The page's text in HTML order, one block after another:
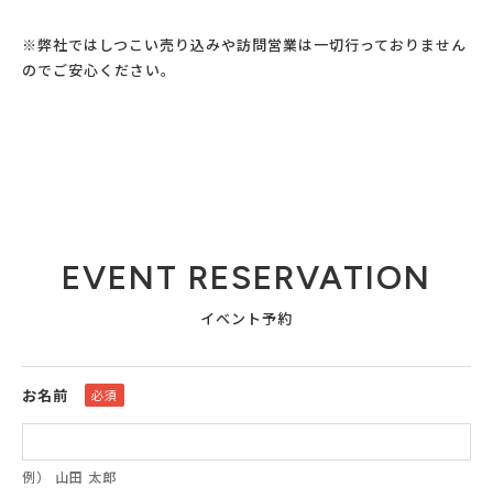
※弊社ではしつこい売り込みや訪問営業は一切行っておりません
ので ご安心ください。
EVENT RESERVATION
イベント予約
お名前 必須
例） 山田 太郎